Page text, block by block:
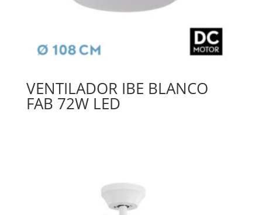
VENTILADOR IBE BLANCO
FAB 72W LED